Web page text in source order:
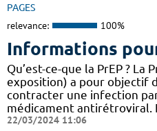
PAGES
relevance: 100%
Informations
Qu’est-ce-que la PrEP ? La
exposition) a pour objectif
contracter une infection
médicament antirétroviral.
22/03/2024 11:06